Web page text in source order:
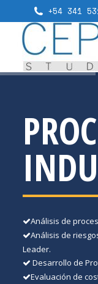
+54 341
Análisis de
Análisis de
Leader.
Desarrollo de
Evaluación de